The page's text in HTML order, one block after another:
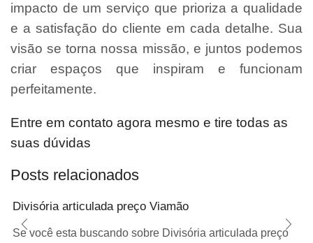
impacto de um serviço que prioriza a qualidade
e a satisfação do cliente em cada detalhe. Sua
visão se torna nossa missão, e juntos podemos
criar espaços que inspiram e funcionam
perfeitamente.
Entre em contato agora mesmo e tire todas as
suas dúvidas
Posts relacionados
Divisória articulada preço Viamão
Se você esta buscando sobre Divisória articulada preço